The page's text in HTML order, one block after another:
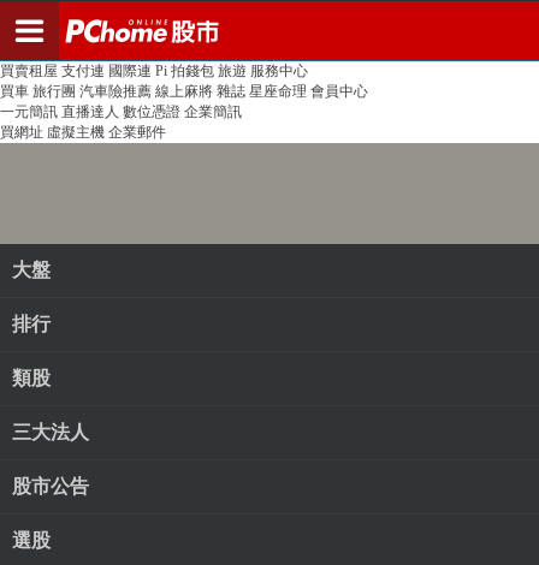
PChome首頁 線上購物 24h購物 書店
買賣租屋 支付連 國際連 Pi 拍錢包 旅遊 服務中心
買車 旅行團 汽車險推薦 線上麻將 雜誌 星座命理 會員中心
一元簡訊 直播達人 數位憑證 企業簡訊
買網址 虛擬主機 企業郵件
大盤
排行
類股
三大法人
股市公告
選股